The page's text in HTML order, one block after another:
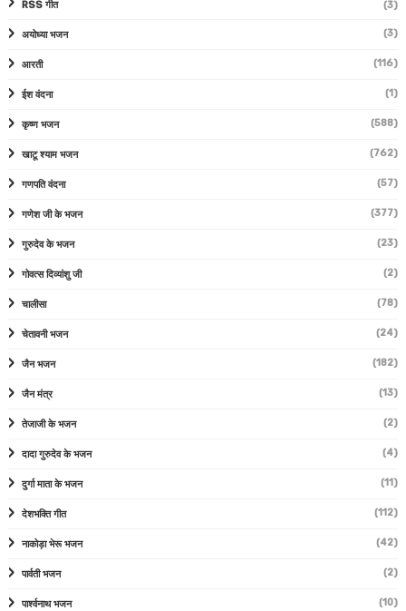
RSS गीत (3)
अयोध्या भजन (3)
आरती (116)
ईश वंदना (1)
कृष्ण भजन (588)
खाटू श्याम भजन (762)
गणपति वंदना (57)
गणेश जी के भजन (377)
गुरुदेव के भजन (23)
गोवत्स दिव्यांशु जी (2)
चालीसा (78)
चेतावनी भजन (24)
जैन भजन (182)
जैन मंत्र (13)
तेजाजी के भजन (2)
दादा गुरुदेव के भजन (4)
दुर्गा माता के भजन (11)
देशभक्ति गीत (112)
नाकोड़ा भेरू भजन (42)
पार्वती भजन (2)
पार्श्वनाथ भजन (10)